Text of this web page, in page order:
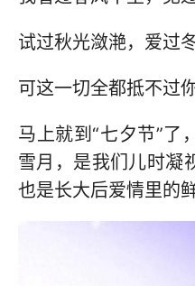
试过秋光潋滟，爱过
可这一切全都抵不过
马上就到“七夕节”了
雪月，是我们儿时凝
也是长大后爱情里的